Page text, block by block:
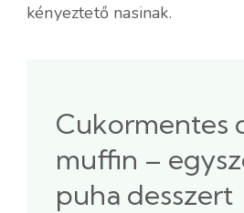
kényeztető nasinak.
Cukormentes
muffin –
puha desszert